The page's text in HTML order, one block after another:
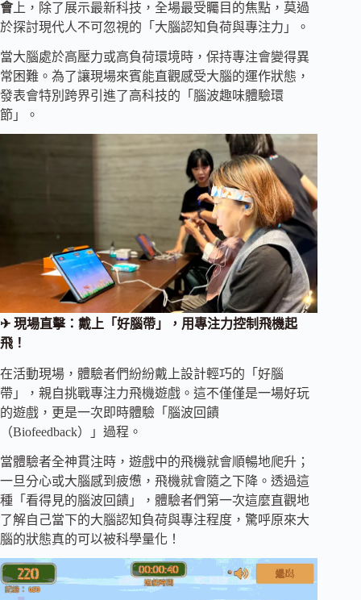
會上，除了展示最新科技，全場最受矚目的焦點，莫過
於探討現代人不可忽視的「大腦認知負荷與專注力」。
當大腦處於高壓力或高負荷環境時，保持專注會變得異
常困難。為了讓現場來賓能直觀感受大腦的運作狀態，
發表會特別跨界引進了高科技的「腦波趣味體驗環
節」。
✈ 現場直擊：戴上「好腦帶」，用專注力控制飛機起
飛！
在活動現場，體驗者們紛紛戴上設計輕巧的「好腦
帶」，親自挑戰專注力飛機遊戲。這不僅僅是一場好玩
的遊戲，更是一次即時體驗「腦波回饋
（Biofeedback）」過程。
當體驗者全神貫注時，遊戲中的飛機就會順暢地爬升；
一旦分心或大腦感到疲憊，飛機就會隨之下降。透過這
種「看得見的腦波回饋」，體驗者們第一次這麼直觀地
了解自己當下的大腦認知負荷與專注程度，驚呼原來大
腦的狀態真的可以被科學量化！